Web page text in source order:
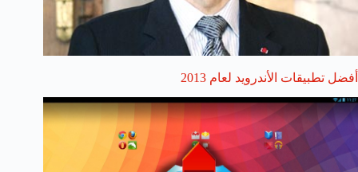
أفضل تطبيقات الأندرويد لعام 2013